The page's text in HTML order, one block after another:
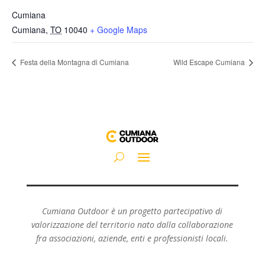
Cumiana
Cumiana, TO 10040 + Google Maps
Festa della Montagna di Cumiana Wild Escape Cumiana
Cumiana Outdoor è un progetto partecipativo di
valorizzazione del territorio nato dalla collaborazione
fra associazioni, aziende, enti e professionisti locali.